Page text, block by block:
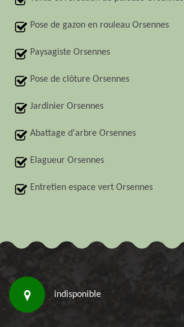
Pose de gazon en rouleau Orsennes
Paysagiste Orsennes
Pose de clôture Orsennes
Jardinier Orsennes
Abattage d'arbre Orsennes
Elagueur Orsennes
Entretien espace vert Orsennes
indisponible